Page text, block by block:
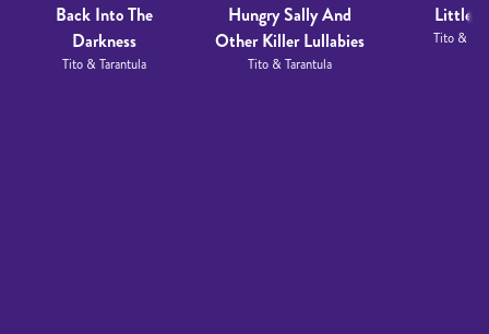
Back Into The
Darkness
Tito & Tarantula
Hungry Sally And
Other Killer Lullabies
Tito & Tarantula
Little
Tito &